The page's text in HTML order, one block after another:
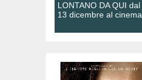
LONTANO DA QUI dal
13 dicembre al cinema